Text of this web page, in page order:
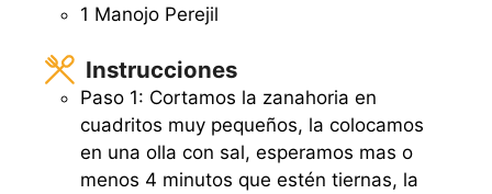
1 Manojo Perejil
Instrucciones
Paso 1: Cortamos la zanahoria en
cuadritos muy pequeños, la colocamos
en una olla con sal, esperamos mas o
menos 4 minutos que estén tiernas, la